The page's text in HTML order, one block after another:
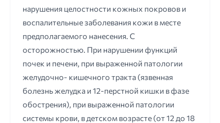
нарушения целостности кожных покровов и
воспалительные заболевания кожи в месте
предполагаемого нанесения. С
осторожностью. При нарушении функций
почек и печени, при выраженной патологии
желудочно- кишечного тракта (язвенная
болезнь желудка и 12-перстной кишки в фазе
обострения), при выраженной патологии
системы крови, в детском возрасте (от 12 до 18